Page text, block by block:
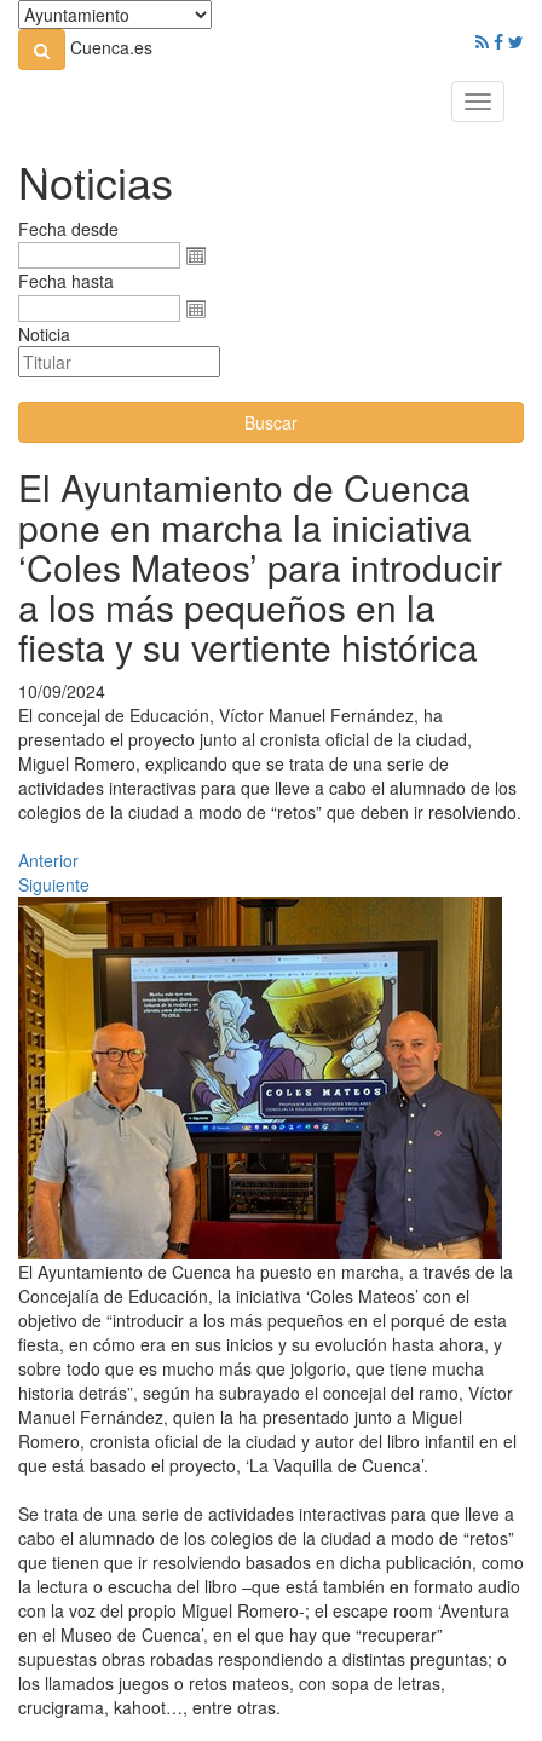
Cuenca.es
Toggle
Noticias
Fecha desde
Fecha hasta
Noticia
Buscar
El Ayuntamiento de Cuenca
pone en marcha la iniciativa
‘Coles Mateos’ para introducir
a los más pequeños en la
fiesta y su vertiente histórica
10/09/2024
El concejal de Educación, Víctor Manuel Fernández, ha
presentado el proyecto junto al cronista oficial de la ciudad,
Miguel Romero, explicando que se trata de una serie de
actividades interactivas para que lleve a cabo el alumnado de los
colegios de la ciudad a modo de “retos” que deben ir resolviendo.
Anterior
Siguiente
El Ayuntamiento de Cuenca ha puesto en marcha, a través de la
Concejalía de Educación, la iniciativa ‘Coles Mateos’ con el
objetivo de “introducir a los más pequeños en el porqué de esta
fiesta, en cómo era en sus inicios y su evolución hasta ahora, y
sobre todo que es mucho más que jolgorio, que tiene mucha
historia detrás”, según ha subrayado el concejal del ramo, Víctor
Manuel Fernández, quien la ha presentado junto a Miguel
Romero, cronista oficial de la ciudad y autor del libro infantil en el
que está basado el proyecto, ‘La Vaquilla de Cuenca’.
Se trata de una serie de actividades interactivas para que lleve a
cabo el alumnado de los colegios de la ciudad a modo de “retos”
que tienen que ir resolviendo basados en dicha publicación, como
la lectura o escucha del libro –que está también en formato audio
con la voz del propio Miguel Romero-; el escape room ‘Aventura
en el Museo de Cuenca’, en el que hay que “recuperar”
supuestas obras robadas respondiendo a distintas preguntas; o
los llamados juegos o retos mateos, con sopa de letras,
crucigrama, kahoot…, entre otras.